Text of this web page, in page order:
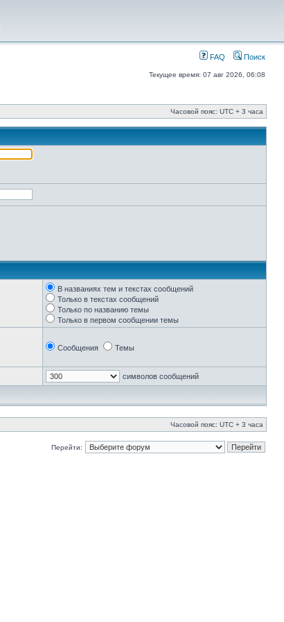
FAQ Поиск
Текущее время: 07 авг 2026, 06:08
Часовой пояс: UTC + 3 часа
В названиях тем и текстах сообщений
Только в текстах сообщений
Только по названию темы
Только в первом сообщении темы
Сообщения Темы
символов сообщений
Часовой пояс: UTC + 3 часа
Перейти: